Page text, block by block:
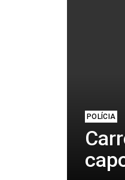
POLÍCIA